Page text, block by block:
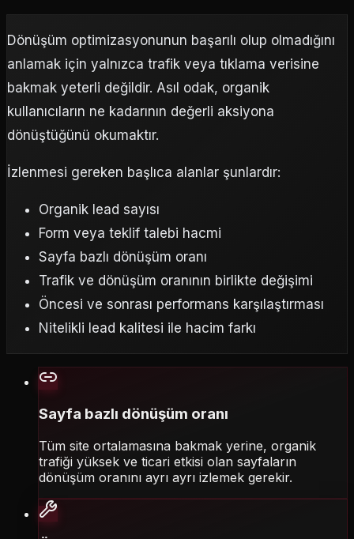
Dönüşüm optimizasyonunun başarılı olup olmadığını
anlamak için yalnızca trafik veya tıklama verisine
bakmak yeterli değildir. Asıl odak, organik
kullanıcıların ne kadarının değerli aksiyona
dönüştüğünü okumaktır.
İzlenmesi gereken başlıca alanlar şunlardır:
Organik lead sayısı
Form veya teklif talebi hacmi
Sayfa bazlı dönüşüm oranı
Trafik ve dönüşüm oranının birlikte değişimi
Öncesi ve sonrası performans karşılaştırması
Nitelikli lead kalitesi ile hacim farkı
Sayfa bazlı dönüşüm oranı
Tüm site ortalamasına bakmak yerine, organik
trafiği yüksek ve ticari etkisi olan sayfaların
dönüşüm oranını ayrı ayrı izlemek gerekir.